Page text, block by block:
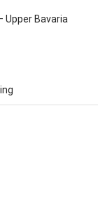
Upper Bavaria